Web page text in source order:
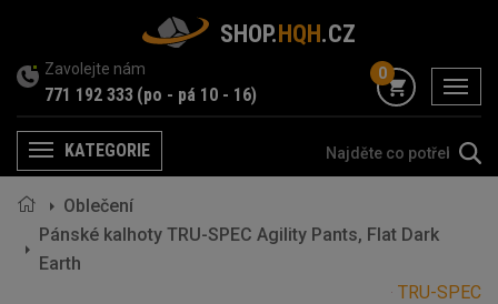
SHOP.HQH.CZ
Zavolejte nám
771 192 333 (po - pá 10 - 16) menu
0
MenuKATEGORIE
Oblečení
Pánské kalhoty TRU-SPEC Agility Pants, Flat Dark
Earth
TRU-SPEC